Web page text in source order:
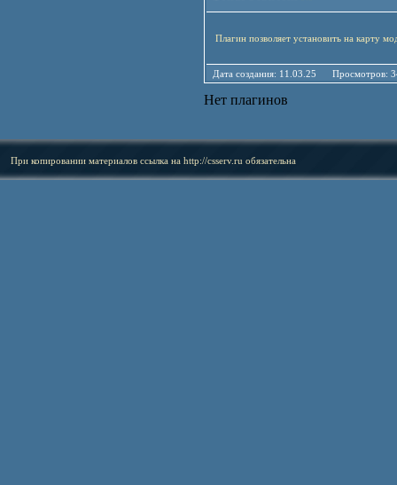
Плагин позволяет установить на карту
Дата создания: 11.03.25
Нет плагинов
При копировании материалов ссылка на http://csserv.ru обязательна